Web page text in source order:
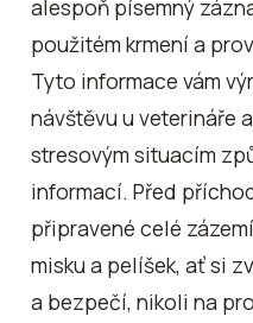
alespoň písemný
použitém krmení a
Tyto informace vám
návštěvu u veterináře
stresovým situacím
informací. Před
připravené celé
misku a pelíšek, ať si
a bezpečí, nikoli na